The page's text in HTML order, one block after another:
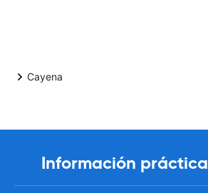
Cayena
Información práctica